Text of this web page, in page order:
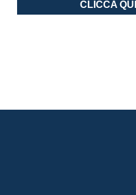
CLICCA QUI